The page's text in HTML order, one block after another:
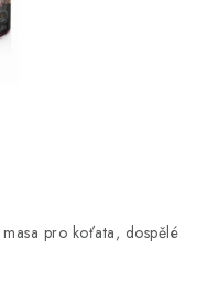
A OKOLÍ
pro koťata, dospělé